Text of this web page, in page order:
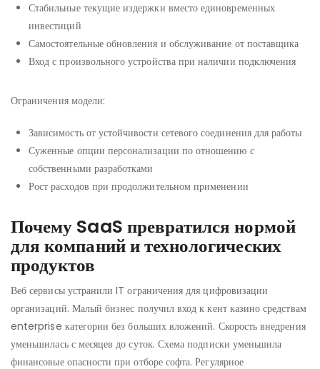
Стабильные текущие издержки вместо единовременных
инвестиций
Самостоятельные обновления и обслуживание от поставщика
Вход с произвольного устройства при наличии подключения
Ограничения модели:
Зависимость от устойчивости сетевого соединения для работы
Суженные опции персонализации по отношению с
собственными разработками
Рост расходов при продолжительном применении
Почему SaaS превратился нормой
для компаний и технологических
продуктов
Веб сервисы устранили IT ограничения для цифровизации
организаций. Малый бизнес получил вход к кент казино средствам
enterprise категории без больших вложений. Скорость внедрения
уменьшилась с месяцев до суток. Схема подписки уменьшила
финансовые опасности при отборе софта. Регулярное